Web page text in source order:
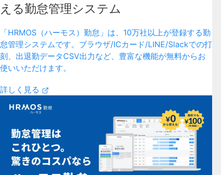
える勤怠管理システム
「HRMOS（ハーモス）勤怠」は、10万社以上が登録する勤
怠管理システムです。ブラウザ/ICカード/LINE/Slackでの打
刻、出退勤データCSV出力など、豊富な機能が無料からお
使いいただけます。
詳しく見る